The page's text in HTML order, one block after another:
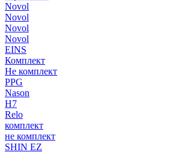
Novol
Novol
Novol
Novol
EINS
Комплект
Не комплект
PPG
Nason
H7
Relo
комплект
не комплект
SHIN EZ